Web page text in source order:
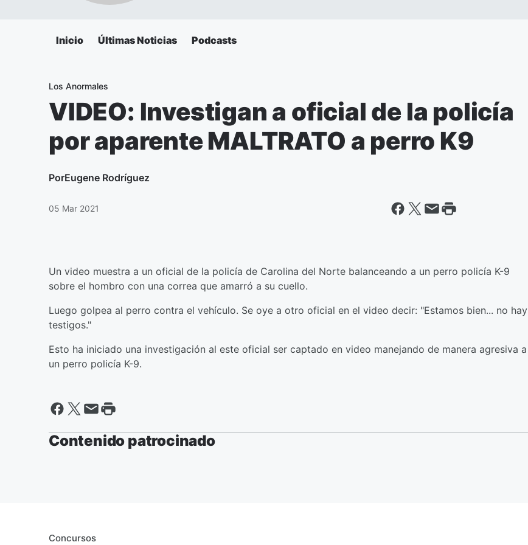
Inicio Últimas Noticias Podcasts
Los Anormales
VIDEO: Investigan a oficial de la policía
por aparente MALTRATO a perro K9
PorEugene Rodríguez
05 Mar 2021
Un video muestra a un oficial de la policía de Carolina del Norte balanceando a un perro policía K-9
sobre el hombro con una correa que amarró a su cuello.
Luego golpea al perro contra el vehículo. Se oye a otro oficial en el video decir: "Estamos bien... no hay
testigos."
Esto ha iniciado una investigación al este oficial ser captado en video manejando de manera agresiva a
un perro policía K-9.
Contenido patrocinado
Concursos